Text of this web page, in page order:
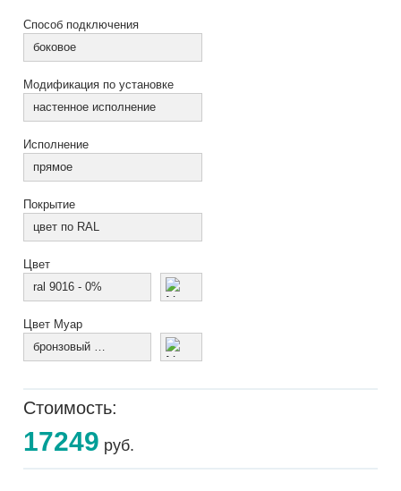
Способ подключения
боковое
Модификация по установке
настенное исполнение
Исполнение
прямое
Покрытие
цвет по RAL
Цвет
ral 9016 - 0%
Цвет Муар
бронзовый муар
Стоимость:
17249 руб.